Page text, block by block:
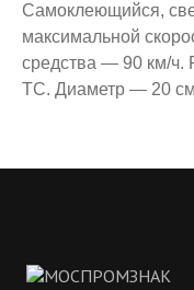
Самоклеющийся,
максимальной
средства — 90 км/ч.
ТС. Диаметр — 20